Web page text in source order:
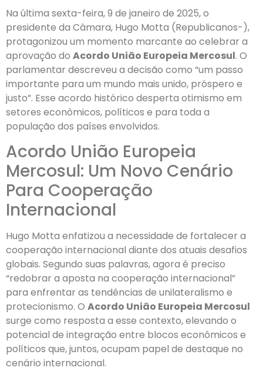
Na última sexta-feira, 9 de janeiro de 2025, o
presidente da Câmara, Hugo Motta (Republicanos-),
protagonizou um momento marcante ao celebrar a
aprovação do Acordo União Europeia Mercosul. O
parlamentar descreveu a decisão como “um passo
importante para um mundo mais unido, próspero e
justo”. Esse acordo histórico desperta otimismo em
setores econômicos, políticos e para toda a
população dos países envolvidos.
Acordo União Europeia
Mercosul: Um Novo Cenário
Para Cooperação
Internacional
Hugo Motta enfatizou a necessidade de fortalecer a
cooperação internacional diante dos atuais desafios
globais. Segundo suas palavras, agora é preciso
“redobrar a aposta na cooperação internacional”
para enfrentar as tendências de unilateralismo e
protecionismo. O Acordo União Europeia Mercosul
surge como resposta a esse contexto, elevando o
potencial de integração entre blocos econômicos e
políticos que, juntos, ocupam papel de destaque no
cenário internacional.